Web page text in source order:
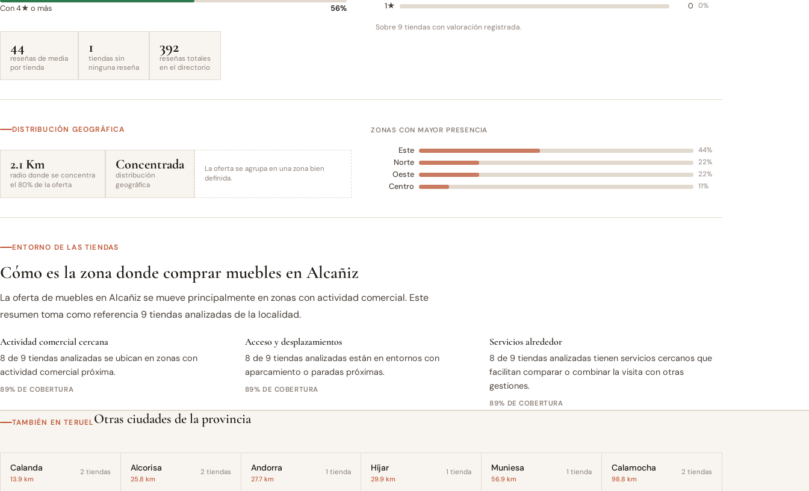
Con 4★ o más
56%
44
reseñas de media
por tienda
1
tiendas sin
ninguna reseña
392
reseñas totales
en el directorio
1★ 0 0%
Sobre 9 tiendas con valoración registrada.
DISTRIBUCIÓN GEOGRÁFICA
2.1 Km
radio donde se concentra
el 80% de la oferta
Concentrada
distribución
geográfica
La oferta se agrupa en una zona bien
definida.
ZONAS CON MAYOR PRESENCIA
Este 44%
Norte 22%
Oeste 22%
Centro 11%
ENTORNO DE LAS TIENDAS
Cómo es la zona donde comprar muebles en Alcañiz
La oferta de muebles en Alcañiz se mueve principalmente en zonas con actividad comercial. Este
resumen toma como referencia 9 tiendas analizadas de la localidad.
Actividad comercial cercana
8 de 9 tiendas analizadas se ubican en zonas con
actividad comercial próxima.
89% DE COBERTURA
Acceso y desplazamientos
8 de 9 tiendas analizadas están en entornos con
aparcamiento o paradas próximas.
89% DE COBERTURA
Servicios alrededor
8 de 9 tiendas analizadas tienen servicios cercanos que
facilitan comparar o combinar la visita con otras
gestiones.
89% DE COBERTURA
TAMBIÉN EN TERUELOtras ciudades de la provincia
Calanda
13.9 km
2 tiendas Alcorisa
25.8 km
2 tiendas Andorra
27.7 km
1 tienda Híjar
29.9 km
1 tienda Muniesa
56.9 km
1 tienda Calamocha
98.8 km
2 tiendas